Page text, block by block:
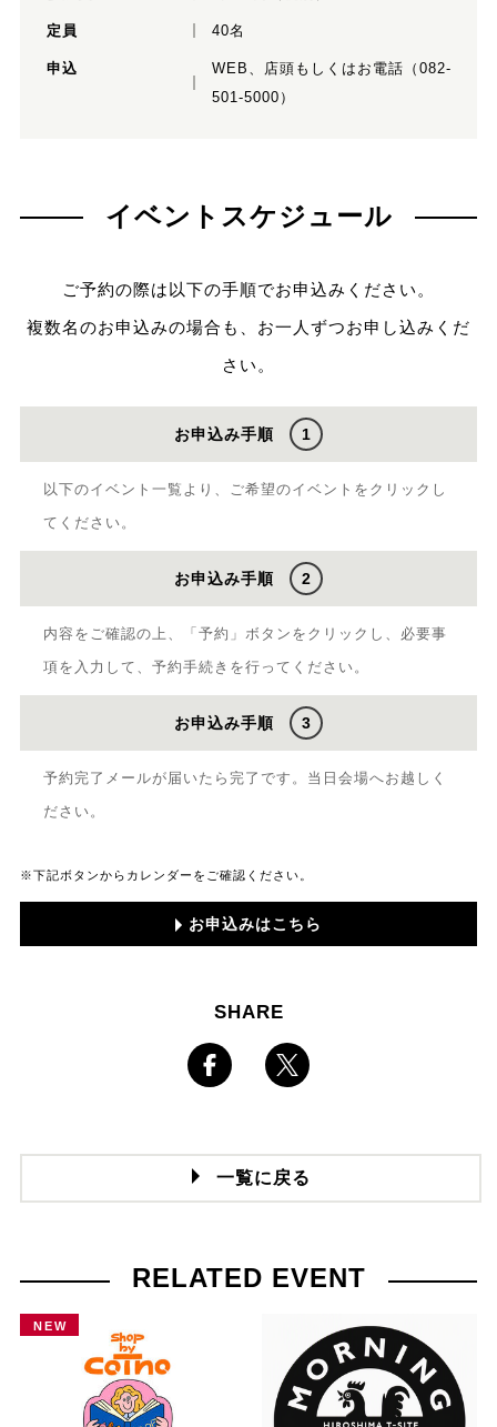
定員 40名
申込
WEB、店頭もしくはお電話（082-
501-5000）
イベントスケジュール
ご予約の際は以下の手順でお申込みください。
複数名のお申込みの場合も、お一人ずつお申し込みくだ
さい。
お申込み手順 1
以下のイベント一覧より、ご希望のイベントをクリックし
てください。
お申込み手順 2
内容をご確認の上、「予約」ボタンをクリックし、必要事
項を入力して、予約手続きを行ってください。
お申込み手順 3
予約完了メールが届いたら完了です。当日会場へお越しく
ださい。
※下記ボタンからカレンダーをご確認ください。
お申込みはこちら
SHARE
一覧に戻る
RELATED EVENT
NEW